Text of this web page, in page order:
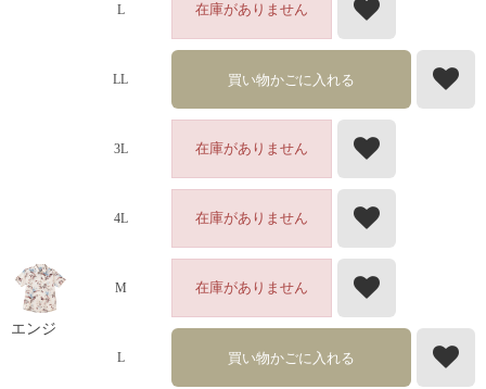
L 在庫がありません
LL 買い物かごに入れる
3L 在庫がありません
4L 在庫がありません
エンジ
M 在庫がありません
L 買い物かごに入れる